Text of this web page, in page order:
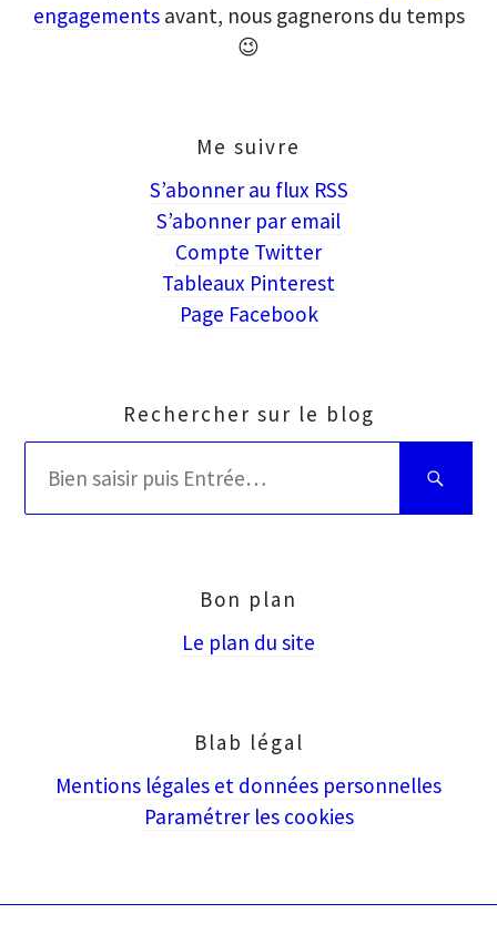
engagementsavant, nous gagnerons du temps
😉
Me suivre
S’abonner au flux RSS
S’abonner par email
Compte Twitter
Tableaux Pinterest
Page Facebook
Rechercher sur le blog
Bien
Bon plan
Le plan du site
Blab légal
Mentions légales et données personnelles
Paramétrer les cookies